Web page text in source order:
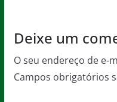
Deixe um
O seu endereço de e-
Campos obrigatórios